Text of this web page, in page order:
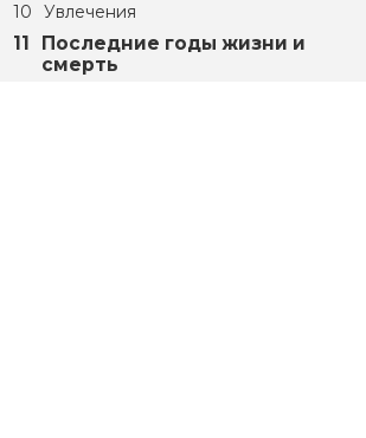
Увлечения
Последние годы жизни и
смерть